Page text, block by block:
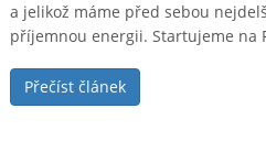
a jelikož máme před sebou
příjemnou energii. Startujeme na
Přečíst článek